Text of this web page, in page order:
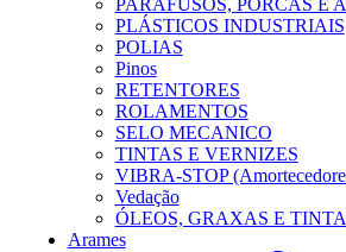
PARAFUSOS, PORCAS E
PLÁSTICOS INDUSTRIAIS
POLIAS
Pinos
RETENTORES
ROLAMENTOS
SELO MECANICO
TINTAS E VERNIZES
VIBRA-STOP
Vedação
ÓLEOS, GRAXAS E
Arames